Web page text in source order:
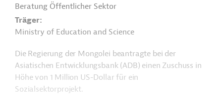
Beratung Öffentlicher Sektor
Träger
Ministry of Education and Science
Die Regierung der Mongolei beantragte bei der
Asiatischen Entwicklungsbank (ADB) einen Zuschuss in
Höhe von 1 Million US-Dollar für ein
Sozialsektorprojekt.